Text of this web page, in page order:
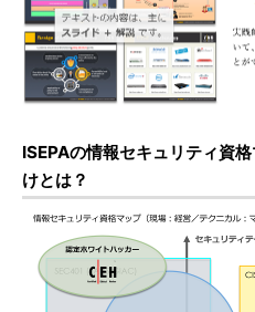
ISEPAの情報セキュリティ資
けとは？